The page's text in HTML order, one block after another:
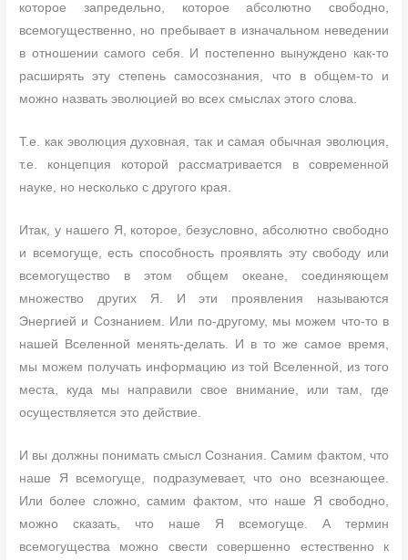
которое запредельно, которое абсолютно свободно,
всемогущественно, но пребывает в изначальном неведении
в отношении самого себя. И постепенно вынуждено как-то
расширять эту степень самосознания, что в общем-то и
можно назвать эволюцией во всех смыслах этого слова.
Т.е. как эволюция духовная, так и самая обычная эволюция,
т.е. концепция которой рассматривается в современной
науке, но несколько с другого края.
Итак, у нашего Я, которое, безусловно, абсолютно свободно
и всемогуще, есть способность проявлять эту свободу или
всемогущество в этом общем океане, соединяющем
множество других Я. И эти проявления называются
Энергией и Сознанием. Или по-другому, мы можем что-то в
нашей Вселенной менять-делать. И в то же самое время,
мы можем получать информацию из той Вселенной, из того
места, куда мы направили свое внимание, или там, где
осуществляется это действие.
И вы должны понимать смысл Сознания. Самим фактом, что
наше Я всемогуще, подразумевает, что оно всезнающее.
Или более сложно, самим фактом, что наше Я свободно,
можно сказать, что наше Я всемогуще. А термин
всемогущества можно свести совершенно естественно к